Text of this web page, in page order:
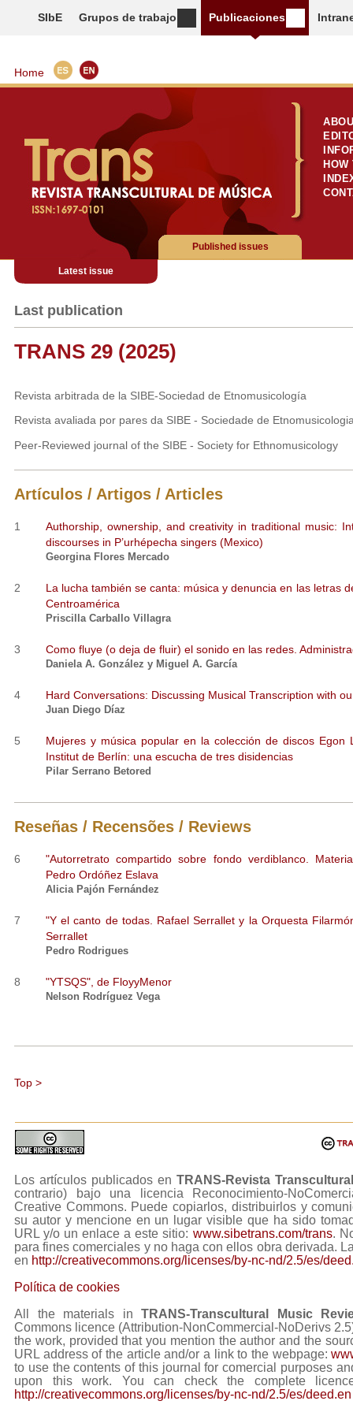
SIbE Grupos de trabajo Publicaciones
Home
Published issues
Latest issue
Last publication
TRANS 29 (2025)
Revista arbitrada de la SIBE-Sociedad de Etnomusicología
Revista avaliada por pares da SIBE - Sociedade de
Peer-Reviewed journal of the SIBE - Society for Ethnomusicology
Artículos / Artigos / Articles
1
Authorship, ownership, and creativity in traditional music:
discourses in P’urhépecha singers (Mexico)
Georgina Flores Mercado
2
La lucha también se canta: música y denuncia en las letras
Centroamérica
Priscilla Carballo Villagra
3 Como fluye (o deja de fluir) el sonido en las redes.
Daniela A. González y Miguel A. García
4 Hard Conversations: Discussing Musical Transcription with
Juan Diego Díaz
5
Mujeres y música popular en la colección de discos Egon
Institut de Berlín: una escucha de tres disidencias
Pilar Serrano Betored
Reseñas / Recensões / Reviews
6
"Autorretrato compartido sobre fondo verdiblanco.
Pedro Ordóñez Eslava
Alicia Pajón Fernández
7
"Y el canto de todas. Rafael Serrallet y la Orquesta
Serrallet
Pedro Rodrigues
8 "YTSQS", de FloyyMenor
Nelson Rodríguez Vega
Top >
Los artículos publicados enTRANS-Revista
contrario) bajo una licencia Reconocimiento-
Creative Commons. Puede copiarlos, distribuirlos y
su autor y mencione en un lugar visible que ha sido
URL y/o un enlace a este sitio: www.sibetrans.com/trans.
para fines comerciales y no haga con ellos obra derivada.
en http://creativecommons.org/licenses/by-nc-nd/2.5/es/
Política de cookies
All the materials inTRANS-Transcultural Music
Commons licence (Attribution-NonCommercial-NoDerivs
the work, provided that you mention the author and the
URL address of the article and/or a link to the webpage:
to use the contents of this journal for comercial purposes
upon this work. You can check the complete
http://creativecommons.org/licenses/by-nc-nd/2.5/es/deed.en